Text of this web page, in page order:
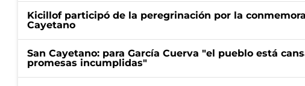
Kicillof participó de la peregrinación por la
Cayetano
San Cayetano: para García Cuerva "el pueblo está
promesas incumplidas"